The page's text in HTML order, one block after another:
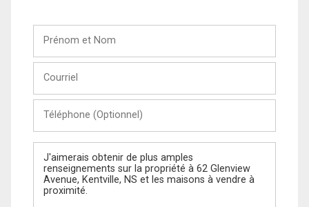
Nom
(Optionnel)
Message